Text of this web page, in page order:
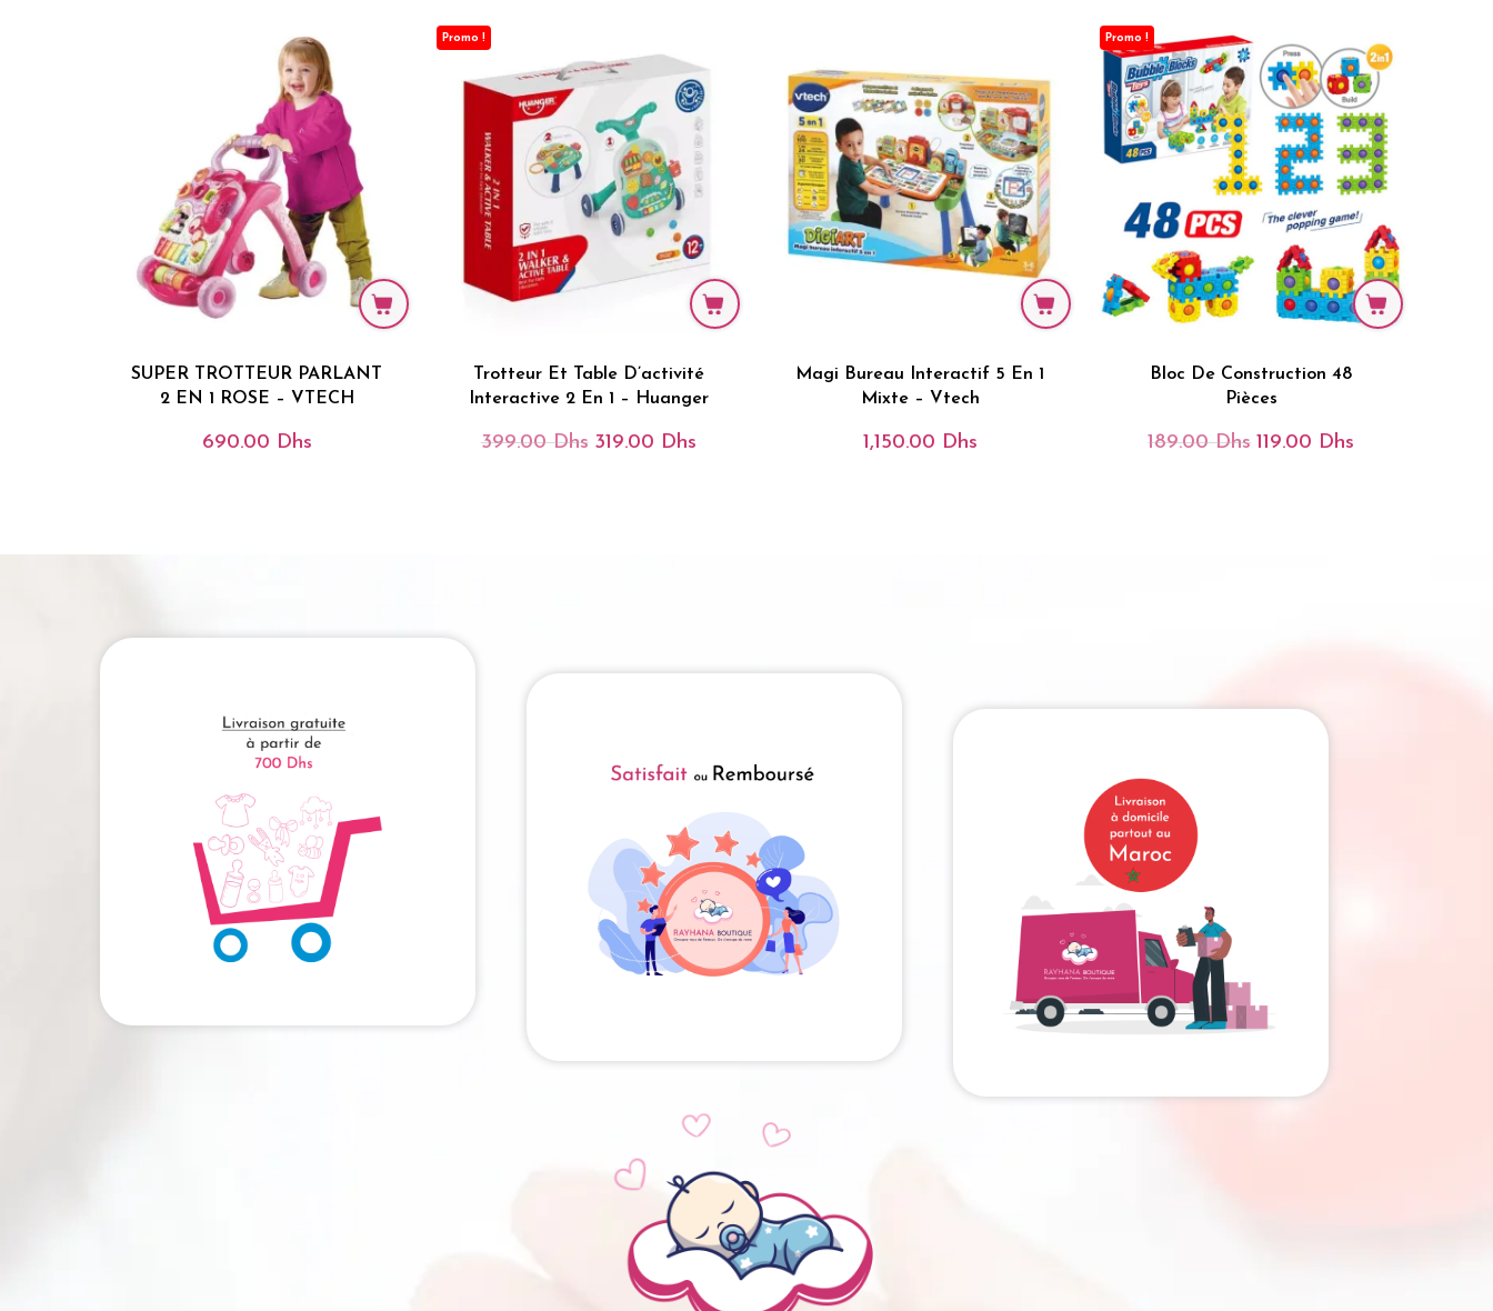
SUPER TROTTEUR PARLANT
2 EN 1 ROSE – VTECH
690.00 Dhs
Promo !
Trotteur Et Table D’activité
Interactive 2 En 1 – Huanger
399.00Dhs Le
319.00 DhsLe
Magi Bureau Interactif 5 En 1
Mixte – Vtech
1,150.00 Dhs
Promo !
Bloc De Construction 48
Pièces
189.00Dhs Le
119.00 Dhs